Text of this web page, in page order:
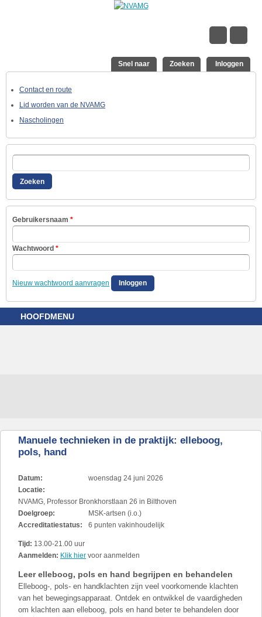
Snel naar Zoeken Inloggen
Contact en route
Lid worden van de NVAMG
Nascholingen
Gebruikersnaam *
Wachtwoord *
Nieuw wachtwoord aanvragen
HOOFDMENU
Manuele technieken in de praktijk: elleboog,
pols, hand
Datum:
woensdag 24 juni 2026
Locatie:
NVAMG, Professor Bronkhorstlaan 26 in Bilthoven
Doelgroep:
MSK-artsen (i.o.)
Accreditatiestatus:
6 punten vakinhoudelijk
Tijd: 13.00-21.00 uur
Aanmelden: Klik hier voor aanmelden
Leer elleboog, pols en hand begrijpen en behandelen
Elleboog-, pols- en handklachten zijn veel voorkomende klachten
van het bewegingsapparaat. Ontdek en ontwikkel de vaardigheden
om klachten aan elleboog, pols en hand beter te behandelen door